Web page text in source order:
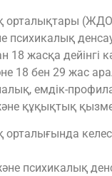
орталықтары
психикалық
18 жасқа дейінгі
18 бен 29 жас
емдік-
құқықтық
психикалық